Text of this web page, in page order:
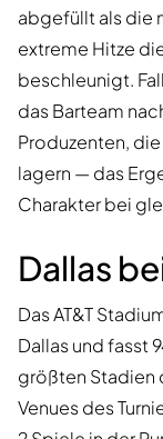
abgefüllt als die
extreme Hitze
beschleunigt.
das Barteam
Produzenten,
lagern — das
Charakter bei
Dallas
Das AT&T
Dallas und fasst
größten Stadien
Venues des